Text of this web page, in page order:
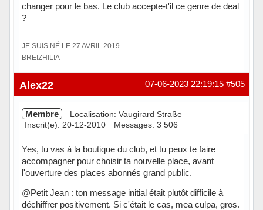
changer pour le bas. Le club accepte-t'il ce genre de deal
?
JE SUIS NÉ LE 27 AVRIL 2019
BREIZHILIA
Hors ligne #505
07-06-2023 22:19:15
Alex22
Membre
Localisation: Vaugirard Straße
Inscrit(e): 20-12-2010
Messages: 3 506
Yes, tu vas à la boutique du club, et tu peux te faire
accompagner pour choisir ta nouvelle place, avant
l'ouverture des places abonnés grand public.
@Petit Jean : ton message initial était plutôt difficile à
déchiffrer positivement. Si c'était le cas, mea culpa, gros.